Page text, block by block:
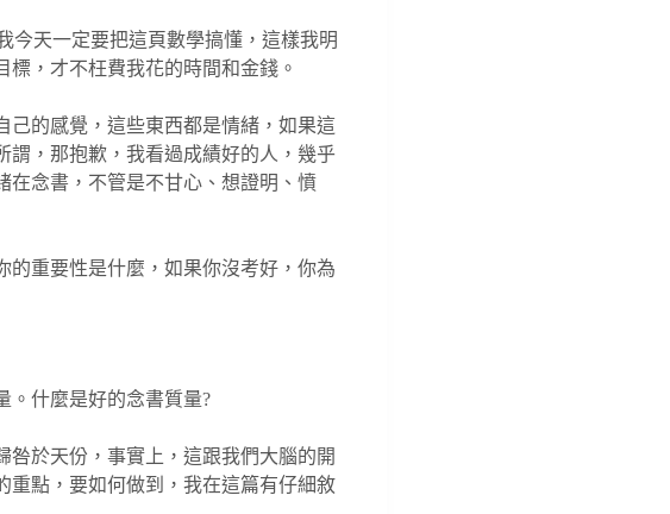
今天一定要把這頁數學搞懂，這樣我明
，才不枉費我花的時間和金錢。
己的感覺，這些東西都是情緒，如果這
謂，那抱歉，我看過成績好的人，幾乎
在念書，不管是不甘心、想證明、憤
的重要性是什麼，如果你沒考好，你為
。什麼是好的念書質量?
於天份，事實上，這跟我們大腦的開
重點，要如何做到，我在這篇有仔細敘